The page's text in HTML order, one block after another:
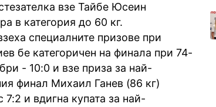
взе Тайбе Юсеин
в категория до 60 кг.
специалните призове при
бе категоричен на финала при 74-
- 10:0 и взе приза за най-
финал Михаил Ганев (86 кг)
и вдигна купата за най-